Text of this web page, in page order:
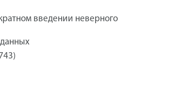
введении неверного